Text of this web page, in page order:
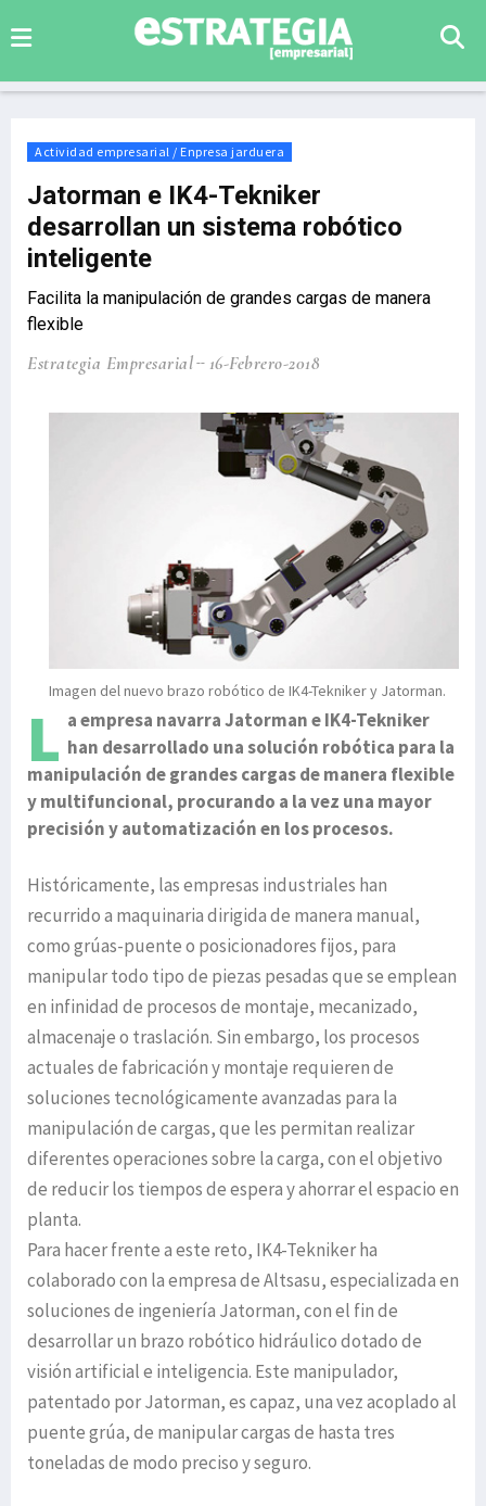
Actividad empresarial / Enpresa jarduera
Jatorman e IK4-Tekniker
desarrollan un sistema robótico
inteligente
Facilita la manipulación de grandes cargas de manera
flexible
Estrategia Empresarial 16-Febrero-2018
Imagen del nuevo brazo robótico de IK4-Tekniker y Jatorman.
L a empresa navarra Jatorman e IK4-Tekniker
han desarrollado una solución robótica para la
manipulación de grandes cargas de manera flexible
y multifuncional, procurando a la vez una mayor
precisión y automatización en los procesos.
Históricamente, las empresas industriales han
recurrido a maquinaria dirigida de manera manual,
como grúas-puente o posicionadores fijos, para
manipular todo tipo de piezas pesadas que se emplean
en infinidad de procesos de montaje, mecanizado,
almacenaje o traslación. Sin embargo, los procesos
actuales de fabricación y montaje requieren de
soluciones tecnológicamente avanzadas para la
manipulación de cargas, que les permitan realizar
diferentes operaciones sobre la carga, con el objetivo
de reducir los tiempos de espera y ahorrar el espacio en
planta.
Para hacer frente a este reto, IK4-Tekniker ha
colaborado con la empresa de Altsasu, especializada en
soluciones de ingeniería Jatorman, con el fin de
desarrollar un brazo robótico hidráulico dotado de
visión artificial e inteligencia. Este manipulador,
patentado por Jatorman, es capaz, una vez acoplado al
puente grúa, de manipular cargas de hasta tres
toneladas de modo preciso y seguro.